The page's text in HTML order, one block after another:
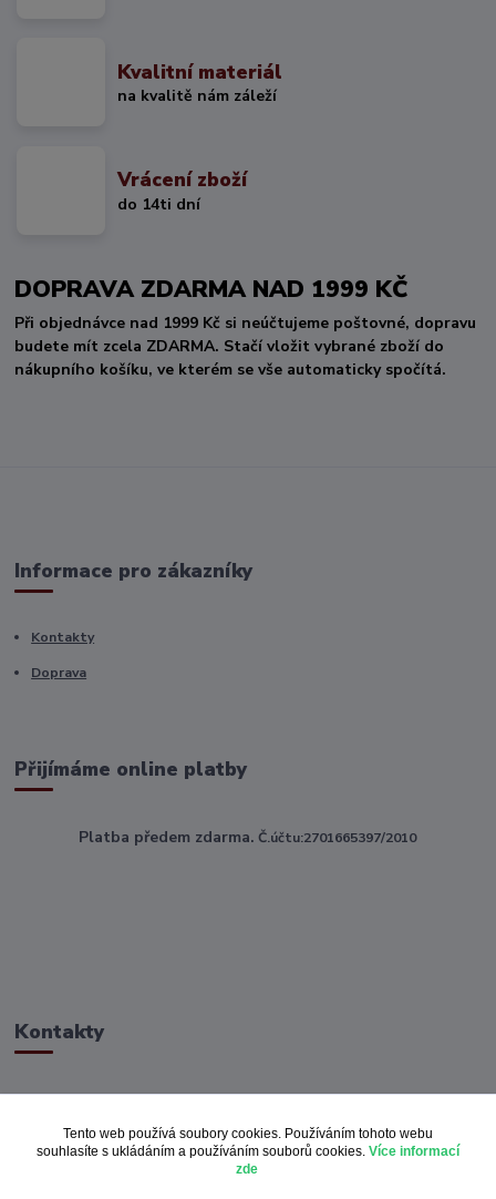
Kvalitní materiál
na kvalitě nám záleží
Vrácení zboží
do 14ti dní
DOPRAVA ZDARMA NAD 1999 KČ
Při objednávce nad 1999 Kč si neúčtujeme poštovné, dopravu
budete mít zcela ZDARMA. Stačí vložit vybrané zboží do
nákupního košíku, ve kterém se vše automaticky spočítá.
Informace pro zákazníky
Kontakty
Doprava
Přijímáme online platby
Platba předem zdarma. Č.účtu:2701665397/2010
Kontakty
Tento web používá soubory cookies. Používáním tohoto webu
souhlasíte s ukládáním a používáním souborů cookies. Více informací
zde